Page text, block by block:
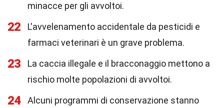
minacce per gli avvoltoi.
22
L'avvelenamento accidentale da pesticidi e
farmaci veterinari è un grave problema.
23
La caccia illegale e il bracconaggio mettono a
rischio molte popolazioni di avvoltoi.
24
Alcuni programmi di conservazione stanno